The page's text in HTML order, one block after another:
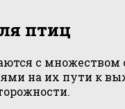
птиц
с
на их пути к